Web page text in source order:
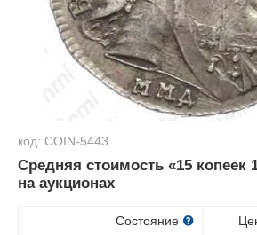
код: COIN-5443
Средняя стоимость «15 копеек
на аукционах
Состояние